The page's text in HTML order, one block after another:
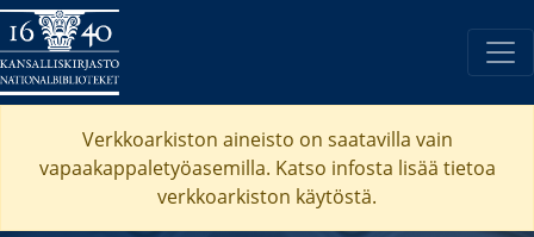
Verkkoarkiston aineisto on saatavilla vain
vapaakappaletyöasemilla. Katso infosta lisää tietoa
verkkoarkiston käytöstä.